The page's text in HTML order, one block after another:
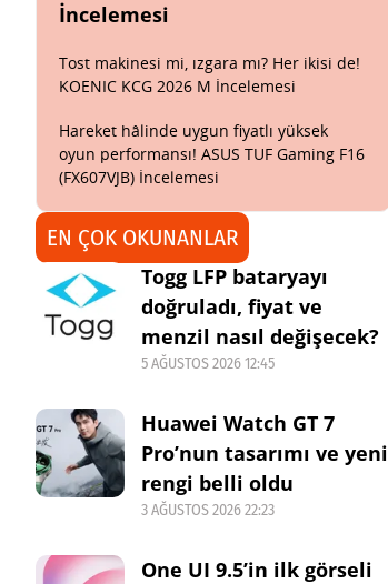
İncelemesi
Tost makinesi mi, ızgara mı? Her ikisi de!
KOENIC KCG 2026 M İncelemesi
Hareket hâlinde uygun fiyatlı yüksek
oyun performansı! ASUS TUF Gaming F16
(FX607VJB) İncelemesi
EN ÇOK OKUNANLAR
Togg LFP bataryayı
doğruladı, fiyat ve
menzil nasıl değişecek?
5 AĞUSTOS 2026 12:45
Huawei Watch GT 7
Pro’nun tasarımı ve yeni
rengi belli oldu
3 AĞUSTOS 2026 22:23
One UI 9.5’in ilk görseli